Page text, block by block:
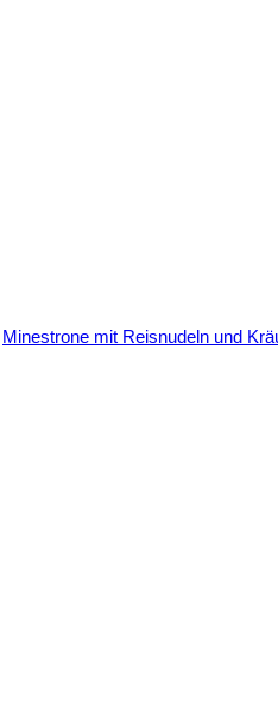
Minestrone mit Reisnudeln und